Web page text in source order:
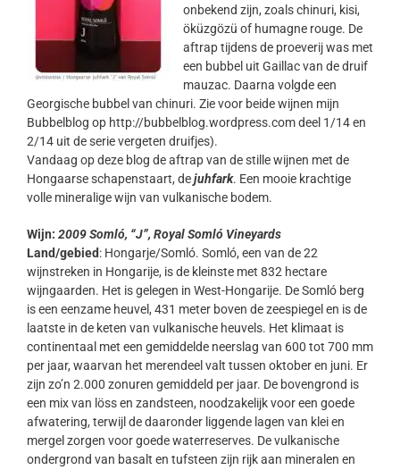
onbekend zijn, zoals chinuri, kisi,
öküzgözü of humagne rouge. De
aftrap tijdens de proeverij was met
een bubbel uit Gaillac van de druif
mauzac. Daarna volgde een
Georgische bubbel van chinuri. Zie voor beide wijnen mijn
Bubbelblog op http://bubbelblog.wordpress.com deel 1/14 en
2/14 uit de serie vergeten druifjes).
Vandaag op deze blog de aftrap van de stille wijnen met de
Hongaarse schapenstaart, dejuhfark. Een mooie krachtige
volle mineralige wijn van vulkanische bodem.
Wijn: 2009 Somló, “J”, Royal Somló Vineyards
Land/gebied: Hongarje/Somló. Somló, een van de 22
wijnstreken in Hongarije, is de kleinste met 832 hectare
wijngaarden. Het is gelegen in West-Hongarije. De Somló berg
is een eenzame heuvel, 431 meter boven de zeespiegel en is de
laatste in de keten van vulkanische heuvels. Het klimaat is
continentaal met een gemiddelde neerslag van 600 tot 700 mm
per jaar, waarvan het merendeel valt tussen oktober en juni. Er
zijn zo’n 2.000 zonuren gemiddeld per jaar. De bovengrond is
een mix van löss en zandsteen, noodzakelijk voor een goede
afwatering, terwijl de daaronder liggende lagen van klei en
mergel zorgen voor goede waterreserves. De vulkanische
ondergrond van basalt en tufsteen zijn rijk aan mineralen en